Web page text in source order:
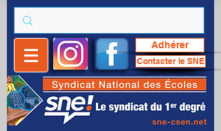
Adhérer
Contacter le SNE